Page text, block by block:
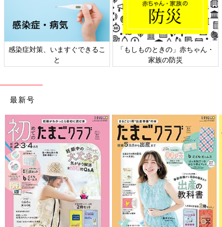
「以前の住まいは２ＬＤＫの賃貸戸建て
山歩きと多趣味なこともあり、新しい家には収納スペースを作れ
るだけ作りたいという思いがありました。
2階に上がる階段下のスペースは、外から物が取り出せる外部物
置にしました。折りたたみ収納式のはしごを取り付けて屋根裏収
納も確保しました。また、カウンターキッチン下は、子どもたち
のおもちゃ収納スペースとして大活躍しています。
「まだ、子ども部屋で各々遊ぶというより、リビングで遊ぶこと
が多い年齢なので、おもちゃを出して遊んで、遊び終わったら片
づけるが習慣になって助かっています」
感染症対策、いますぐできるこ
と
「もしものときの」赤ちゃん・
家族の防災
最新号